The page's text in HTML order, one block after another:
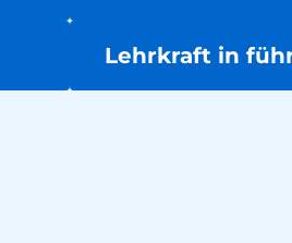
Lehrkraft in